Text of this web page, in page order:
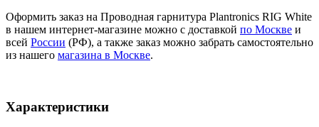
Оформить заказ на Проводная гарнитура Plantronics RIG White
в нашем интернет-магазине можно с доставкой по Москве и
всей России (РФ), а также заказ можно забрать самостоятельно
из нашего магазина в Москве.
Характеристики